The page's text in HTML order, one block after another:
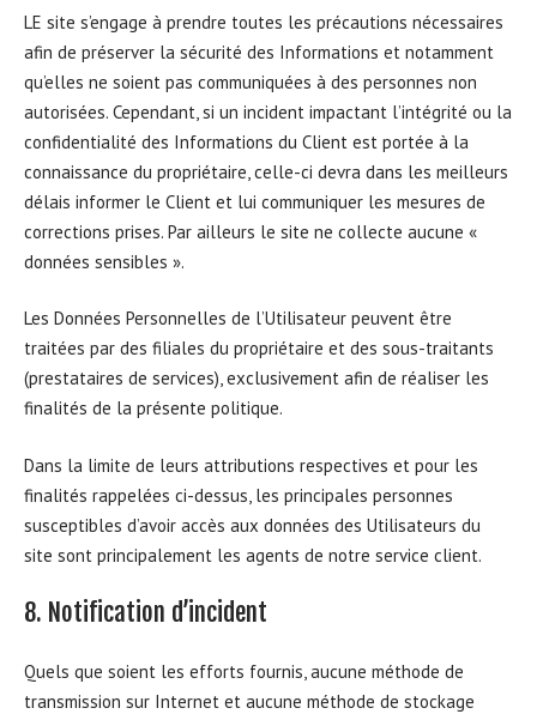
LE site s’engage à prendre toutes les précautions nécessaires
afin de préserver la sécurité des Informations et notamment
qu’elles ne soient pas communiquées à des personnes non
autorisées. Cependant, si un incident impactant l’intégrité ou la
confidentialité des Informations du Client est portée à la
connaissance du propriétaire, celle-ci devra dans les meilleurs
délais informer le Client et lui communiquer les mesures de
corrections prises. Par ailleurs le site ne collecte aucune «
données sensibles ».
Les Données Personnelles de l’Utilisateur peuvent être
traitées par des filiales du propriétaire et des sous-traitants
(prestataires de services), exclusivement afin de réaliser les
finalités de la présente politique.
Dans la limite de leurs attributions respectives et pour les
finalités rappelées ci-dessus, les principales personnes
susceptibles d’avoir accès aux données des Utilisateurs du
site sont principalement les agents de notre service client.
8. Notification d’incident
Quels que soient les efforts fournis, aucune méthode de
transmission sur Internet et aucune méthode de stockage